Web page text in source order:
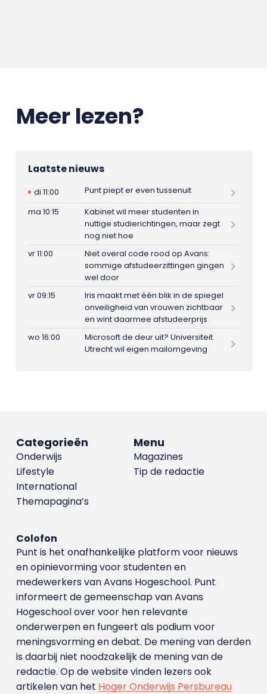
Meer lezen?
Laatste nieuws
di 11:00
Punt piept er even tussenuit
ma 10:15
Kabinet wil meer studenten in
nuttige studierichtingen, maar zegt
nog niet hoe
vr 11:00
Niet overal code rood op Avans:
sommige afstudeerzittingen gingen
wel door
vr 09:15
Iris maakt met één blik in de spiegel
onveiligheid van vrouwen zichtbaar
en wint daarmee afstudeerprijs
wo 16:00
Microsoft de deur uit? Universiteit
Utrecht wil eigen mailomgeving
Menu
Magazines
Tip de redactie
Categorieën
Onderwijs
Lifestyle
International
Themapagina’s
Colofon
Punt is het onafhankelijke platform voor nieuws
en opinievorming voor studenten en
medewerkers van Avans Hoge­school. Punt
informeert de gemeenschap van Avans
Hogeschool over voor hen relevante
onderwerpen en fungeert als podium voor
meningsvorming en debat. De mening van derden
is daarbij niet noodzakelijk de mening van de
redactie. Op de website vinden lezers ook
artikelen van het Hoger Onderwijs Persbureau